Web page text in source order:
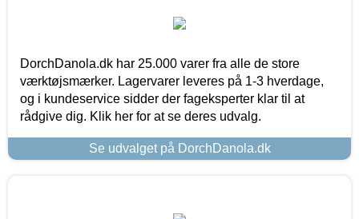
DorchDanola.dk har 25.000 varer fra alle de store
værktøjsmærker. Lagervarer leveres på 1-3 hverdage,
og i kundeservice sidder der fageksperter klar til at
rådgive dig. Klik her for at se deres udvalg.
Se udvalget på DorchDanola.dk